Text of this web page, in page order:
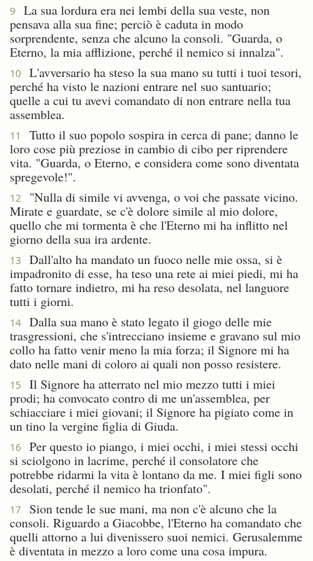
9
La sua lordura era nei lembi della sua veste, non
pensava alla sua fine; perciò è caduta in modo
sorprendente, senza che alcuno la consoli. "Guarda, o
Eterno, la mia afflizione, perché il nemico si innalza".
10
L'avversario ha steso la sua mano su tutti i tuoi tesori,
perché ha visto le nazioni entrare nel suo santuario;
quelle a cui tu avevi comandato di non entrare nella tua
assemblea.
11
Tutto il suo popolo sospira in cerca di pane; danno le
loro cose più preziose in cambio di cibo per riprendere
vita. "Guarda, o Eterno, e considera come sono diventata
spregevole!".
12
"Nulla di simile vi avvenga, o voi che passate vicino.
Mirate e guardate, se c'è dolore simile al mio dolore,
quello che mi tormenta è che l'Eterno mi ha inflitto nel
giorno della sua ira ardente.
13
Dall'alto ha mandato un fuoco nelle mie ossa, si è
impadronito di esse, ha teso una rete ai miei piedi, mi ha
fatto tornare indietro, mi ha reso desolata, nel languore
tutti i giorni.
14
Dalla sua mano è stato legato il giogo delle mie
trasgressioni, che s'intrecciano insieme e gravano sul mio
collo ha fatto venir meno la mia forza; il Signore mi ha
dato nelle mani di coloro ai quali non posso resistere.
15
Il Signore ha atterrato nel mio mezzo tutti i miei
prodi; ha convocato contro di me un'assemblea, per
schiacciare i miei giovani; il Signore ha pigiato come in
un tino la vergine figlia di Giuda.
16
Per questo io piango, i miei occhi, i miei stessi occhi
si sciolgono in lacrime, perché il consolatore che
potrebbe ridarmi la vita è lontano da me. I miei figli sono
desolati, perché il nemico ha trionfato".
17
Sion tende le sue mani, ma non c'è alcuno che la
consoli. Riguardo a Giacobbe, l'Eterno ha comandato che
quelli attorno a lui divenissero suoi nemici. Gerusalemme
è diventata in mezzo a loro come una cosa impura.